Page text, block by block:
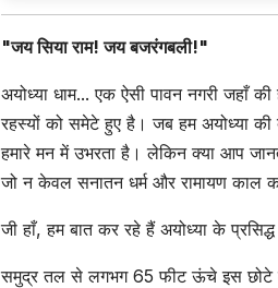
"जय सिया राम! जय बजरंगबली!"
अयोध्या धाम... एक ऐसी पावन नगरी जहाँ
रहस्यों को समेटे हुए है। जब हम अयोध्या
हमारे मन में उभरता है। लेकिन क्या आप
जो न केवल सनातन धर्म और रामायण काल का
जी हाँ, हम बात कर रहे हैं अयोध्या के प्रसिद्ध
समुद्र तल से लगभग 65 फीट ऊंचे इस छोटे